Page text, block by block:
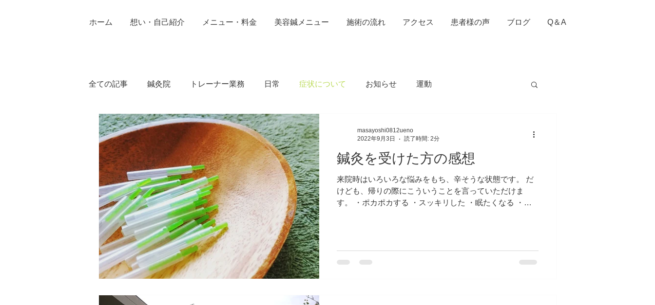
ホーム 想い・自己紹介 メニュー・料金 美容鍼メニュー 施術の流れ アクセス 患者様の声 ブログ Q＆A
全ての記事 鍼灸院 トレーナー業務 日常 症状について お知らせ 運動
鍼灸を受けた方の感想
来院時はいろいろな悩みをもち、辛そうな状態です。 だ
けども、帰りの際にこういうことを言っていただけま
す。 ・ポカポカする ・スッキリした ・眠たくなる ・軽
masayoshi0812ueno
2022年9月3日
読了時間: 2分